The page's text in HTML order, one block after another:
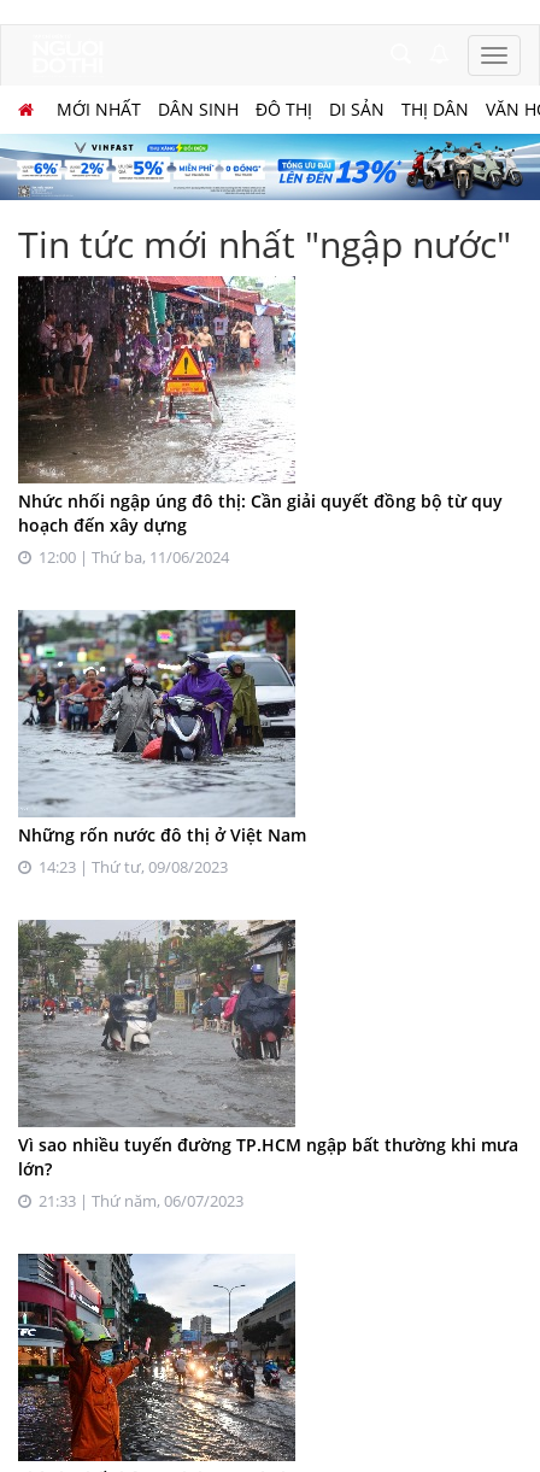
MỚI NHẤT DÂN SINH ĐÔ THỊ DI SẢN THỊ DÂN VĂN
Tin tức mới nhất "ngập nước"
Nhức nhối ngập úng đô thị: Cần giải quyết đồng bộ từ quy
hoạch đến xây dựng
12:00 | Thứ ba, 11/06/2024
Những rốn nước đô thị ở Việt Nam
14:23 | Thứ tư, 09/08/2023
Vì sao nhiều tuyến đường TP.HCM ngập bất thường khi mưa
lớn?
21:33 | Thứ năm, 06/07/2023